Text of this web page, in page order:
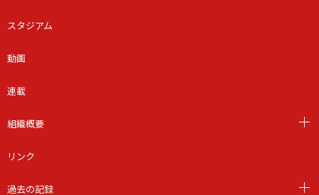
スタジアム
動画
連載
組織概要
リンク
過去の記録